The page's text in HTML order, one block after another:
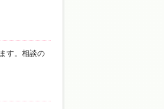
す。相談の